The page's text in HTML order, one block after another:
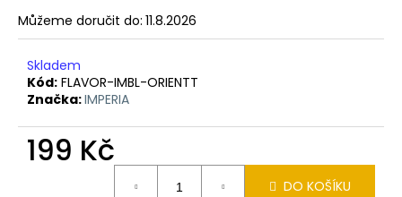
Můžeme doručit do: 11.8.2026
Skladem
Kód: FLAVOR-IMBL-ORIENTT
Značka:IMPERIA
199 Kč
DO KOŠÍKU
o
p
o
u
u